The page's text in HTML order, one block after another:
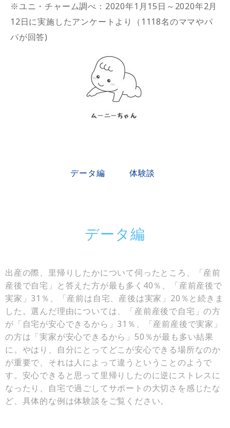
※ユニ・チャーム調べ：2020年1月15日～2020年2月
12日に実施したアンケートより（1118名のママやパ
パが回答)
データ編 体験談
データ編
出産の際、里帰りしたかについて伺ったところ、「産前
産後で自宅」と答えた方が最も多く40％、「産前産後で
実家」31％、「産前は自宅、産後は実家」20％と続きま
した。選んだ理由については、「産前産後で自宅」の方
が「自宅が安心できるから」31％、「産前産後で実家」
の方は「実家が安心できるから」50％が最も多い結果
に。やはり、自分にとってどこが安心できる場所なのか
が重要で、それは人によって違うということのようで
す。安心できると思って里帰りしたのに逆にストレスに
なったり、自宅で過ごしてサポートの大切さを感じたな
ど、具体的な例は体験談をご覧ください。